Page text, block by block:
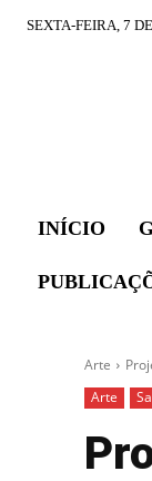
SEXTA-FEIRA, 7
INÍCIO
Arte
Arte